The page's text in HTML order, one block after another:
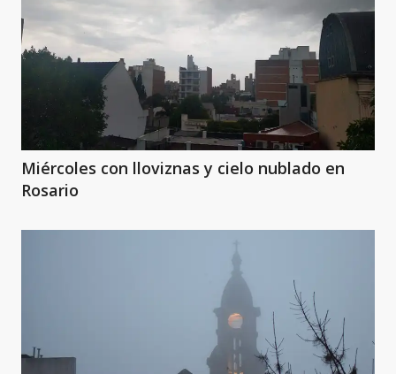
Miércoles con lloviznas y cielo nublado en
Rosario